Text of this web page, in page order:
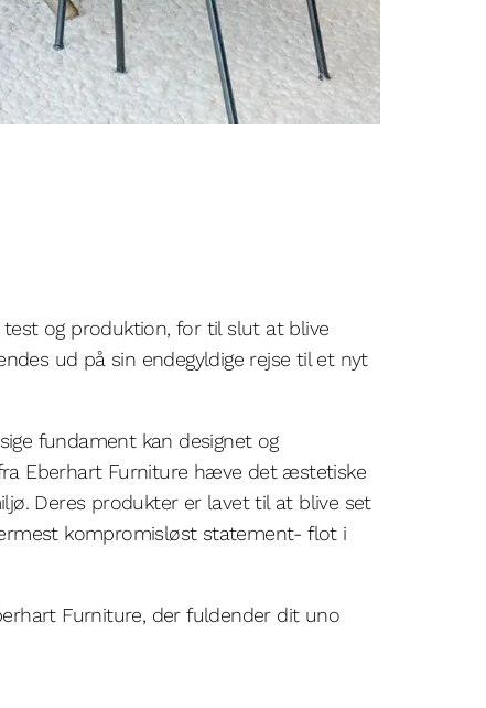
test og produktion, for til slut at blive
ud på sin endegyldige rejse til et nyt
fundament kan designet og
Eberhart Furniture hæve det æstetiske
Deres produkter er lavet til at blive set
kompromisløst statement- flot i
Furniture, der fuldender dit uno